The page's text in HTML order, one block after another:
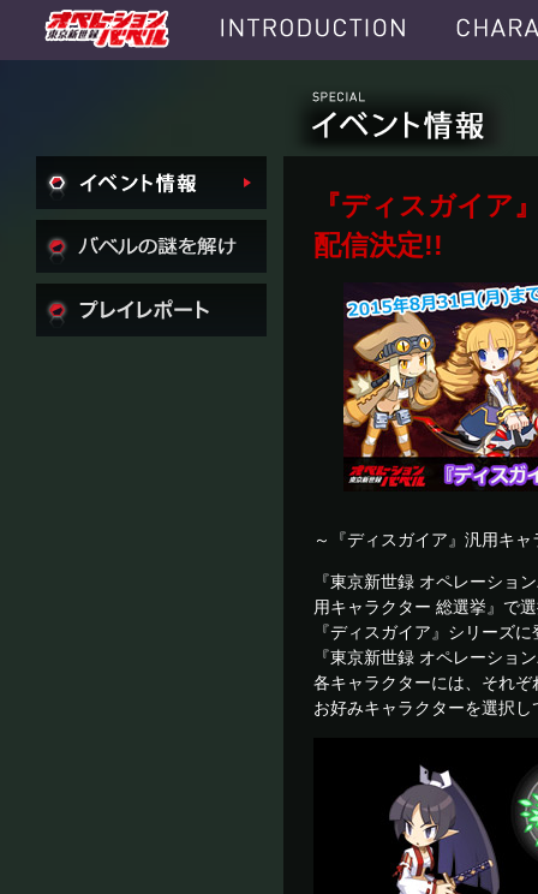
『ディスガイア
配信決定!!
～『ディスガイア』汎用キ
『東京新世録 オペレーショ
用キャラクター 総選挙』で
『ディスガイア』シリーズ
『東京新世録 オペレーショ
各キャラクターには、それ
お好みキャラクターを選択